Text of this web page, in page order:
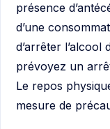
présence
d’une
d’arrêter l’alcool
prévoyez un
Le repos
mesure de